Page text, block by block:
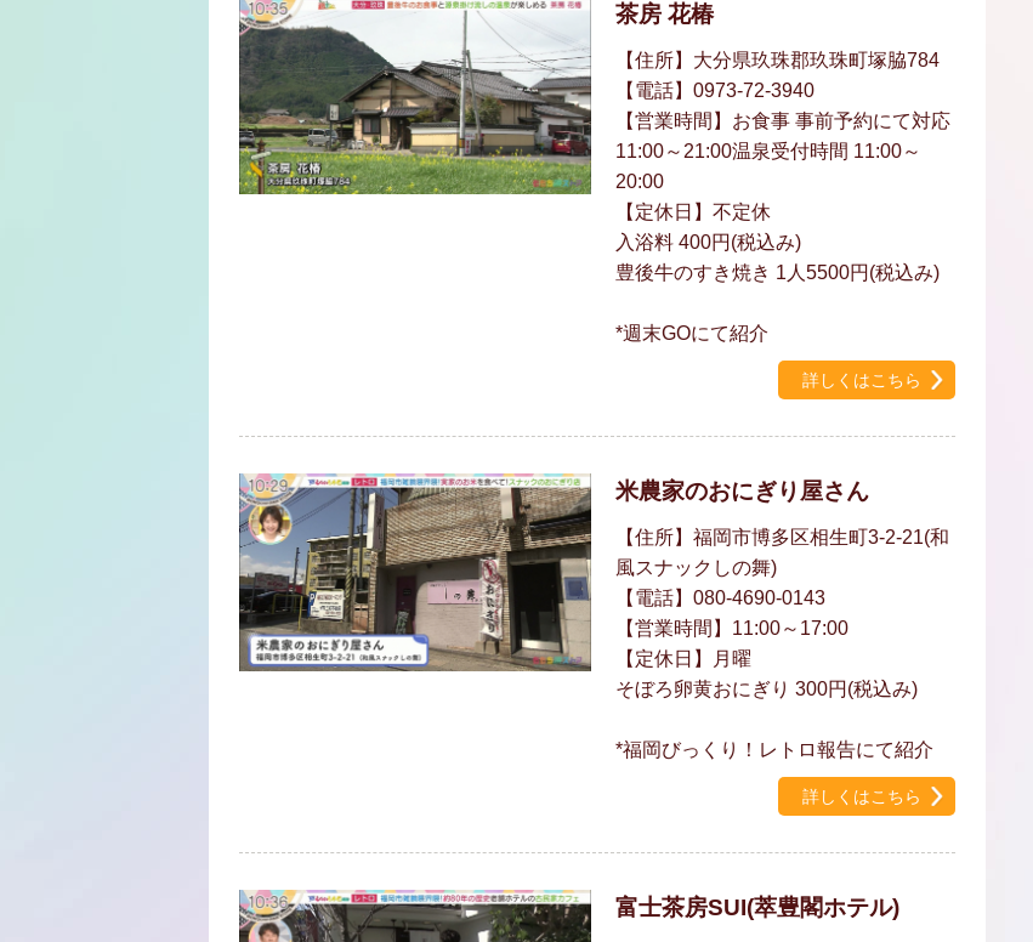
茶房 花椿
【住所】大分県玖珠郡玖珠町塚脇784
【電話】0973-72-3940
【営業時間】お食事 事前予約にて対応
11:00～21:00温泉受付時間 11:00～
20:00
【定休日】不定休
入浴料 400円(税込み)
豊後牛のすき焼き 1人5500円(税込み)
*週末GOにて紹介
詳しくはこちら
米農家のおにぎり屋さん
【住所】福岡市博多区相生町3-2-21(和
風スナックしの舞)
【電話】080-4690-0143
【営業時間】11:00～17:00
【定休日】月曜
そぼろ卵黄おにぎり 300円(税込み)
*福岡びっくり！レトロ報告にて紹介
詳しくはこちら
富士茶房SUI(萃豊閣ホテル)